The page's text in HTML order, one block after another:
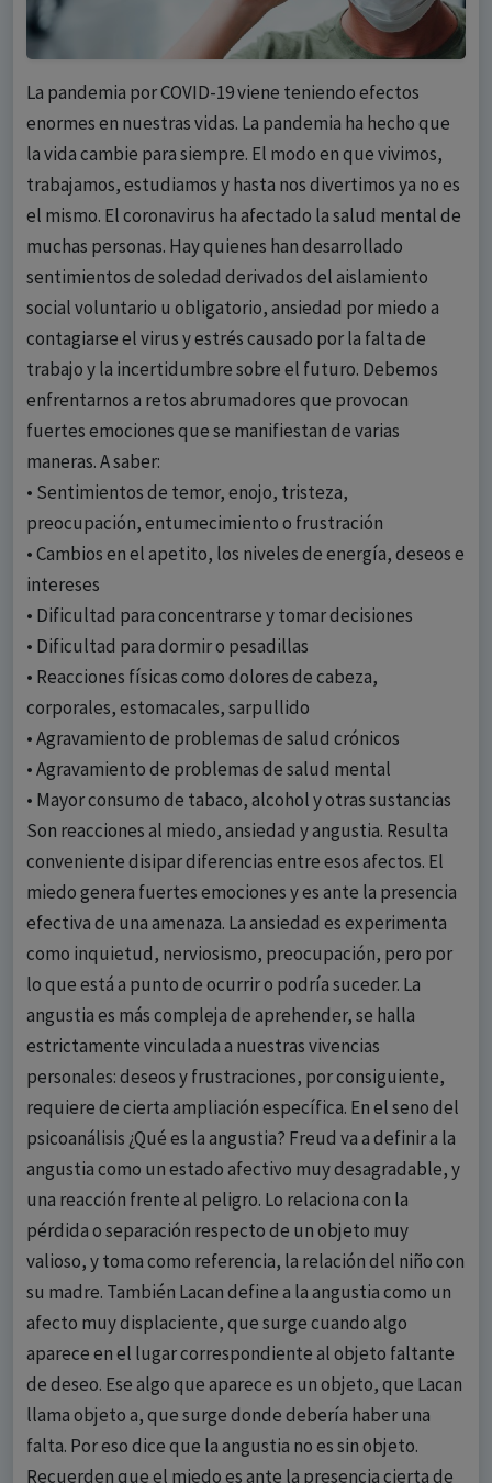
La pandemia por COVID-19 viene teniendo efectos
enormes en nuestras vidas. La pandemia ha hecho que
la vida cambie para siempre. El modo en que vivimos,
trabajamos, estudiamos y hasta nos divertimos ya no es
el mismo. El coronavirus ha afectado la salud mental de
muchas personas. Hay quienes han desarrollado
sentimientos de soledad derivados del aislamiento
social voluntario u obligatorio, ansiedad por miedo a
contagiarse el virus y estrés causado por la falta de
trabajo y la incertidumbre sobre el futuro. Debemos
enfrentarnos a retos abrumadores que provocan
fuertes emociones que se manifiestan de varias
maneras. A saber:
• Sentimientos de temor, enojo, tristeza,
preocupación, entumecimiento o frustración
• Cambios en el apetito, los niveles de energía, deseos e
intereses
• Dificultad para concentrarse y tomar decisiones
• Dificultad para dormir o pesadillas
• Reacciones físicas como dolores de cabeza,
corporales, estomacales, sarpullido
• Agravamiento de problemas de salud crónicos
• Agravamiento de problemas de salud mental
• Mayor consumo de tabaco, alcohol y otras sustancias
Son reacciones al miedo, ansiedad y angustia. Resulta
conveniente disipar diferencias entre esos afectos. El
miedo genera fuertes emociones y es ante la presencia
efectiva de una amenaza. La ansiedad es experimenta
como inquietud, nerviosismo, preocupación, pero por
lo que está a punto de ocurrir o podría suceder. La
angustia es más compleja de aprehender, se halla
estrictamente vinculada a nuestras vivencias
personales: deseos y frustraciones, por consiguiente,
requiere de cierta ampliación específica. En el seno del
psicoanálisis ¿Qué es la angustia? Freud va a definir a la
angustia como un estado afectivo muy desagradable, y
una reacción frente al peligro. Lo relaciona con la
pérdida o separación respecto de un objeto muy
valioso, y toma como referencia, la relación del niño con
su madre. También Lacan define a la angustia como un
afecto muy displaciente, que surge cuando algo
aparece en el lugar correspondiente al objeto faltante
de deseo. Ese algo que aparece es un objeto, que Lacan
llama objeto a, que surge donde debería haber una
falta. Por eso dice que la angustia no es sin objeto.
Recuerden que el miedo es ante la presencia cierta de